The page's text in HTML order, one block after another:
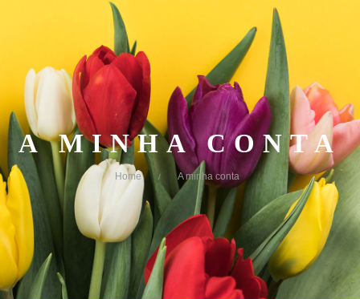
A MINHA CONTA
Home / A minha conta